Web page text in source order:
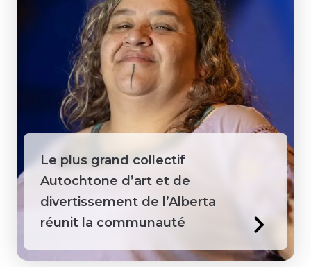
Le plus grand collectif
Autochtone d’art et de
divertissement de l’Alberta
réunit la communauté